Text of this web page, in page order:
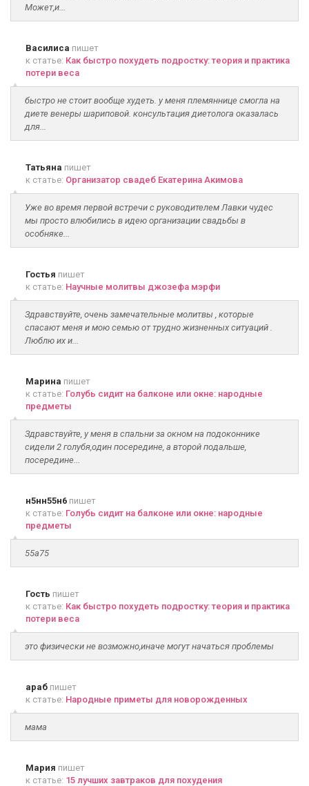
Может,и...
Василиса пишет
к статье: Как быстро похудеть подростку: теория и практика
потери веса
быстро не стоит вообще худеть. у меня племяннице смогла на
диете венеры шариповой. консультация диетолога оказалась
для...
Татьяна пишет
к статье: Организатор свадеб Екатерина Акимова
Уже во время первой встречи с руководителем Лавки чудес
мы просто влюбились в идею организации свадьбы в
особняке...
Гостья пишет
к статье: Научные молитвы джозефа мэрфи
Здравствуйте, очень замечательные молитвы , которые
спасают меня и мою семью от трудно жизненных ситуаций .
Люблю их и...
Марина пишет
к статье: Голубь сидит на балконе или окне: народные
предметы
Здравствуйте, у меня в спальни за окном на подоконнике
сидели 2 голубя,один посередине, а второй подальше,
посередине...
н5нн55н6 пишет
к статье: Голубь сидит на балконе или окне: народные
предметы
55а75
Гость пишет
к статье: Как быстро похудеть подростку: теория и практика
потери веса
это физически не возможно,иначе могут начаться проблемы
араб пишет
к статье: Народные приметы для новорожденных
мама
Мария пишет
к статье: 15 лучших завтраков для похудения